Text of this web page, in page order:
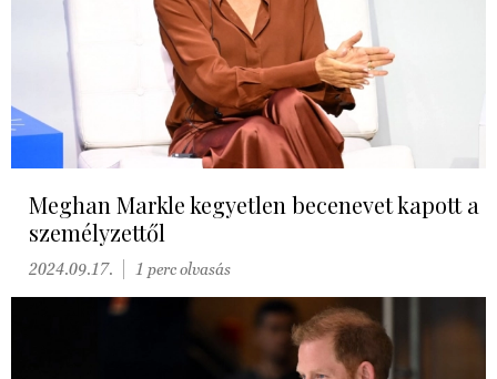
Meghan Markle kegyetlen becenevet kapott a
személyzettől
2024.09.17. 1 perc olvasás